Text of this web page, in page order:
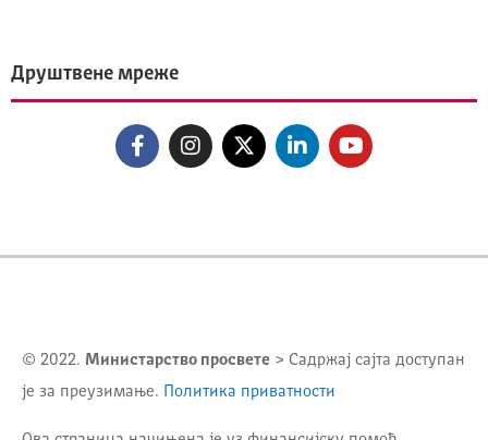
Друштвене мреже
© 2022. Министарство просвете > Садржај сајта доступан
је за преузимање. Политика приватности